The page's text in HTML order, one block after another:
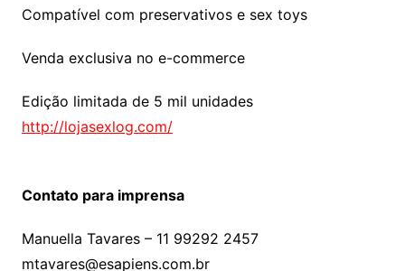
Compatível com preservativos e sex toys
Venda exclusiva no e-commerce
Edição limitada de 5 mil unidades
http://lojasexlog.com/
Contato para imprensa
Manuella Tavares – 11 99292 2457
mtavares@esapiens.com.br